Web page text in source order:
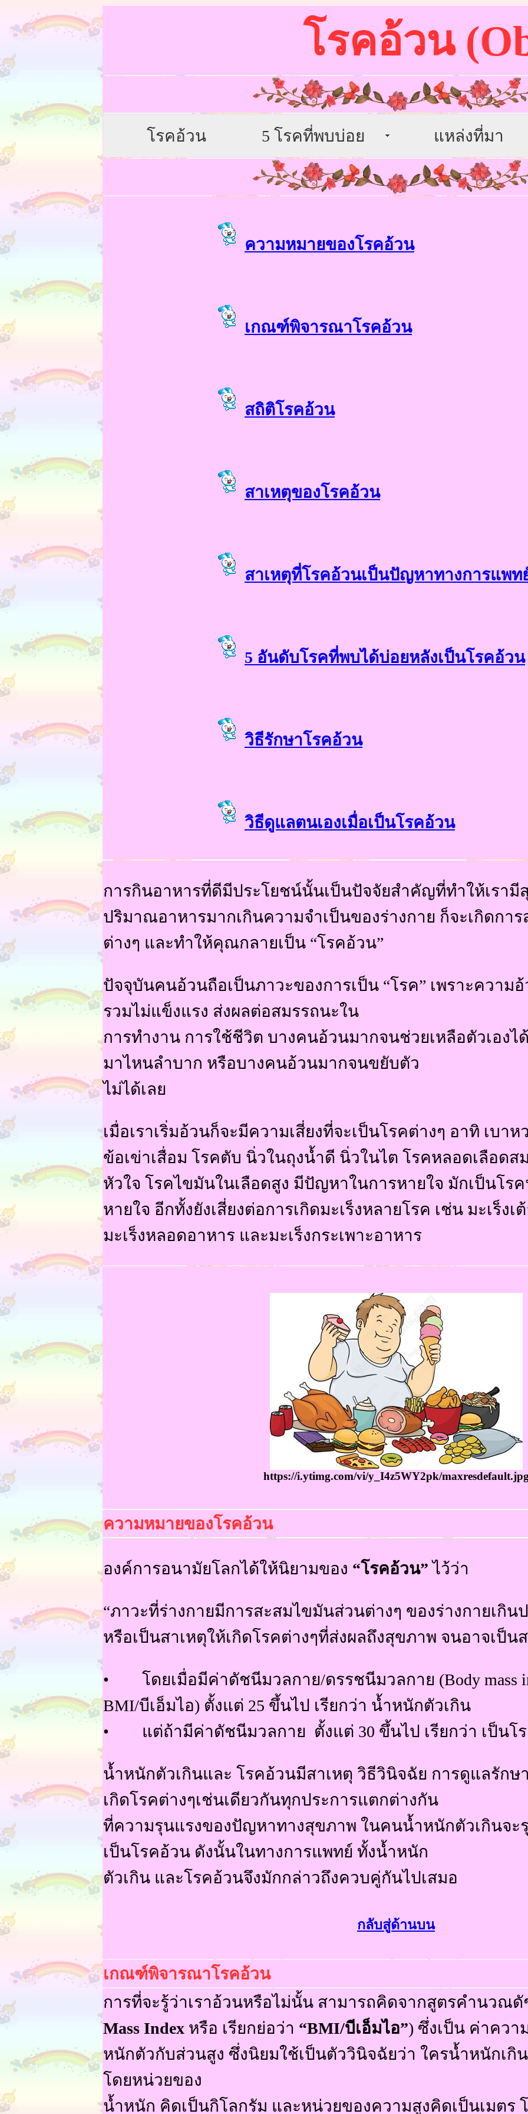
โรคอ้วน
โรคอ้วน 5 โรคที่พบบ่อย แหล่งที่มา
ความหมายของโรคอ้วน
เกณฑ์พิจารณาโรคอ้วน
สถิติโรคอ้วน
สาเหตุของโรคอ้วน
สาเหตุที่โรคอ้วนเป็นปัญหาทางการแพท
5 อันดับโรคที่พบได้บ่อยหลังเป็นโรคอ้วน
วิธีรักษาโรคอ้วน
วิธีดูแลตนเองเมื่อเป็นโรคอ้วน
การกินอาหารที่ดีมีประโยชน์นั้นเป็นปัจจัยสำคัญที่ทำให้เรา
ปริมาณอาหารมากเกินความจำเป็นของร่างกาย ก็จะเกิดกา
ต่างๆ และทำให้คุณกลายเป็น “โรคอ้วน”
ปัจจุบันคนอ้วนถือเป็นภาวะของการเป็น “โรค” เพราะความ
รวมไม่แข็งแรง ส่งผลต่อสมรรถนะใน
การทำงาน การใช้ชีวิต บางคนอ้วนมากจนช่วยเหลือตัวเอง
มาไหนลำบาก หรือบางคนอ้วนมากจนขยับตัว
ไม่ได้เลย
เมื่อเราเริ่มอ้วนก็จะมีความเสี่ยงที่จะเป็นโรคต่างๆ อาทิ เบา
ข้อเข่าเสื่อม โรคตับ นิ่วในถุงน้ำดี นิ่วในไต โรคหลอดเลือดส
หัวใจ โรคไขมันในเลือดสูง มีปัญหาในการหายใจ มักเป็นโร
หายใจ อีกทั้งยังเสี่ยงต่อการเกิดมะเร็งหลายโรค เช่น มะเร็ง
มะเร็งหลอดอาหาร และมะเร็งกระเพาะอาหาร
https://i.ytimg.com/vi/y_I4z5WY2pk/
ความหมายของโรคอ้วน
องค์การอนามัยโลกได้ให้นิยามของ “โรคอ้วน” ไว้ว่า
“ภาวะที่ร่างกายมีการสะสมไขมันส่วนต่างๆ ของร่างกายเกิน
หรือเป็นสาเหตุให้เกิดโรคต่างๆที่ส่งผลถึงสุขภาพ จนอาจเป็น
• โดยเมื่อมีค่าดัชนีมวลกาย/ดรรชนีมวลกาย (Body mass
BMI/บีเอ็มไอ) ตั้งแต่ 25 ขึ้นไป เรียกว่า น้ำหนักตัวเกิน
• แต่ถ้ามีค่าดัชนีมวลกาย ตั้งแต่ 30 ขึ้นไป เรียกว่า เป็นโ
น้ำหนักตัวเกินและ โรคอ้วนมีสาเหตุ วิธีวินิจฉัย การดูแลรักษ
เกิดโรคต่างๆเช่นเดียวกันทุกประการแตกต่างกัน
ที่ความรุนแรงของปัญหาทางสุขภาพ ในคนน้ำหนักตัวเกินจะ
เป็นโรคอ้วน ดังนั้นในทางการแพทย์ ทั้งน้ำหนัก
ตัวเกิน และโรคอ้วนจึงมักกล่าวถึงควบคู่กันไปเสมอ
กลับสู่ด้านบน
เกณฑ์พิจารณาโรคอ้วน
การที่จะรู้ว่าเราอ้วนหรือไม่นั้น สามารถคิดจากสูตรคำนวณ
Mass Index หรือ เรียกย่อว่า “BMI/บีเอ็มไอ”) ซึ่งเป็น ค่าคว
หนักตัวกับส่วนสูง ซึ่งนิยมใช้เป็นตัววินิจฉัยว่า ใครน้ำหนักเกิ
โดยหน่วยของ
น้ำหนัก คิดเป็นกิโลกรัม และหน่วยของความสูงคิดเป็นเมตร